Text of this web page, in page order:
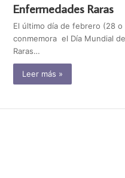
Enfermedades Raras
El último día de febrero (28
conmemora el Día Mundial
Raras…
Leer más »